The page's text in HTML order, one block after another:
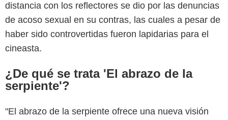
distancia con los reflectores se dio por las denuncias
de acoso sexual en su contras, las cuales a pesar de
haber sido controvertidas fueron lapidarias para el
cineasta.
¿De qué se trata 'El abrazo de la
serpiente'?
"El abrazo de la serpiente ofrece una nueva visión